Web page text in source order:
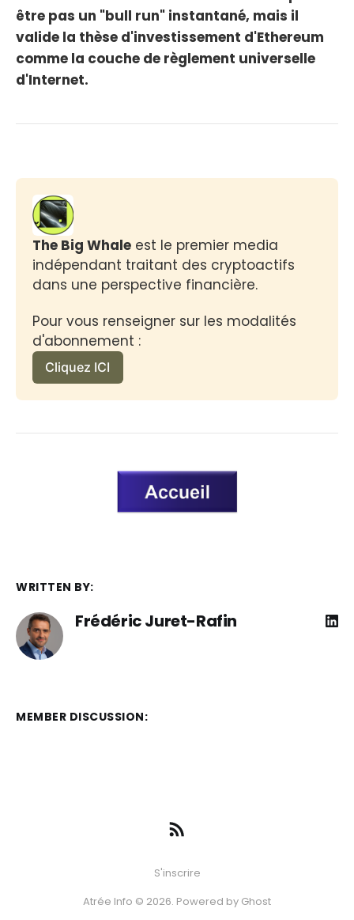
être pas un "bull run" instantané, mais il
valide la thèse d'investissement d'Ethereum
comme la couche de règlement universelle
d'Internet.
The Big Whale est le premier media
indépendant traitant des cryptoactifs
dans une perspective financière.
Pour vous renseigner sur les modalités
d'abonnement :
Cliquez ICI
WRITTEN BY:
Frédéric Juret-Rafin
MEMBER DISCUSSION:
S'inscrire
Atrée Info © 2026. Powered by Ghost